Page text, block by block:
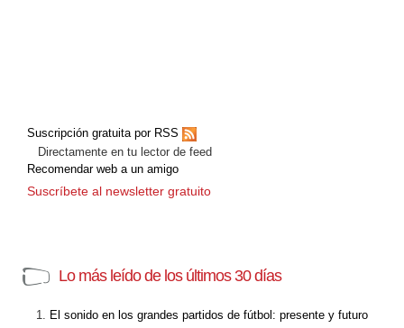
Suscripción gratuita por RSS
Directamente en tu lector de feed
Recomendar web a un amigo
Suscríbete al newsletter gratuito
Lo más leído de los últimos 30 días
El sonido en los grandes partidos de fútbol: presente y futuro